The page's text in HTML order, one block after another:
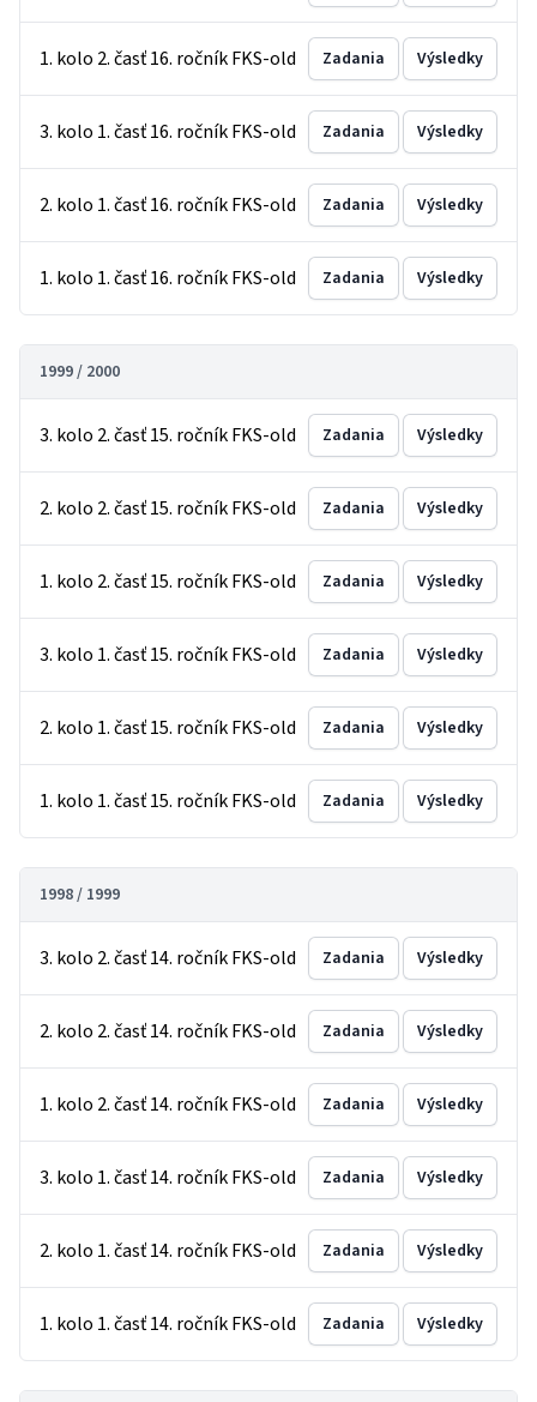
1. kolo 2. časť 16. ročník FKS-old Zadania Výsledky
3. kolo 1. časť 16. ročník FKS-old Zadania Výsledky
2. kolo 1. časť 16. ročník FKS-old Zadania Výsledky
1. kolo 1. časť 16. ročník FKS-old Zadania Výsledky
1999 / 2000
3. kolo 2. časť 15. ročník FKS-old Zadania Výsledky
2. kolo 2. časť 15. ročník FKS-old Zadania Výsledky
1. kolo 2. časť 15. ročník FKS-old Zadania Výsledky
3. kolo 1. časť 15. ročník FKS-old Zadania Výsledky
2. kolo 1. časť 15. ročník FKS-old Zadania Výsledky
1. kolo 1. časť 15. ročník FKS-old Zadania Výsledky
1998 / 1999
3. kolo 2. časť 14. ročník FKS-old Zadania Výsledky
2. kolo 2. časť 14. ročník FKS-old Zadania Výsledky
1. kolo 2. časť 14. ročník FKS-old Zadania Výsledky
3. kolo 1. časť 14. ročník FKS-old Zadania Výsledky
2. kolo 1. časť 14. ročník FKS-old Zadania Výsledky
1. kolo 1. časť 14. ročník FKS-old Zadania Výsledky